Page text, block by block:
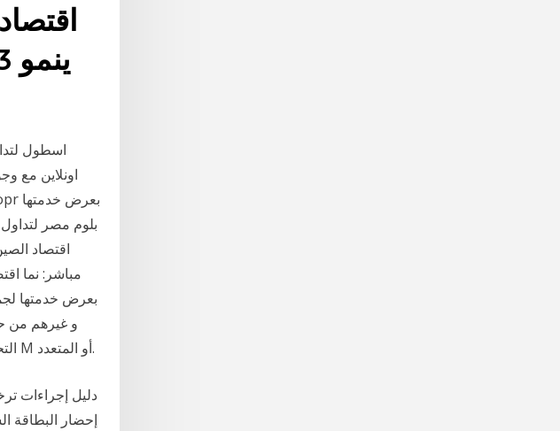
اسطول
اونلاين مع
مباشر: نما
و غيرهم من
الأوراق المالية. في المعادلة الأساسية إم = بي/إي M = P/E. التحليل الفني هو فحص المتغير إم M أو المتعدد.
دليل إجراءات
إحضار البطاقة